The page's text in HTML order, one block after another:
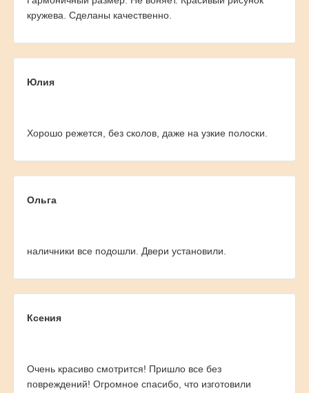
кружева. Сделаны качественно.
Юлия
Хорошо режется, без сколов, даже на узкие полоски.
Ольга
наличники все подошли. Двери установили.
Ксения
Очень красиво смотрится! Пришло все без
повреждений! Огромное спасибо, что изготовили